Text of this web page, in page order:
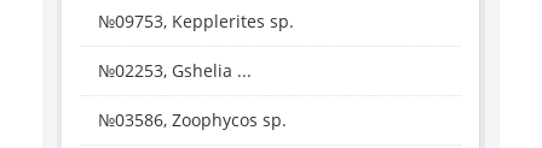
№09753, Kepplerites sp.
№02253, Gshelia ...
№03586, Zoophycos sp.